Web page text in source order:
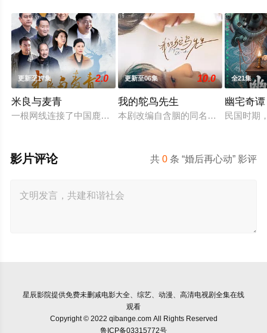
更新至17集 2.0
米良与麦青
一根网线连接了中国鹿鸣村和英国牛津，麦香通过视频向米良
更新至06集 10.0
我的鸵鸟先生
本剧改编自含胭的同名小说，讲述了
全21集
幽宅奇谭
民国时期
共0 条 “婚后再心动” 影评
影片评论
星辰影院提供免费未删减电影大全、综艺、动漫、高清电视剧全集在线
观看
Copyright © 2022 qibange.com All Rights Reserved
鲁ICP备03315772号